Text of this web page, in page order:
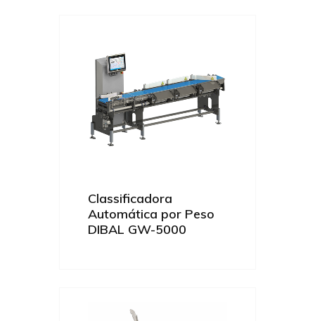
Classificadora
Automática por Peso
DIBAL GW-5000